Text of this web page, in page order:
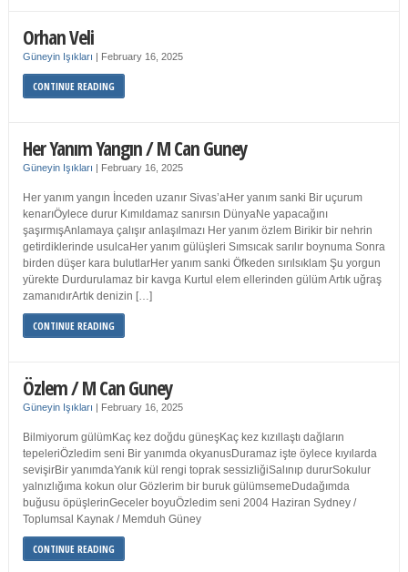
Orhan Veli
Güneyin Işıkları | February 16, 2025
CONTINUE READING
Her Yanım Yangın / M Can Guney
Güneyin Işıkları | February 16, 2025
Her yanım yangın İnceden uzanır Sivas’aHer yanım sanki Bir uçurum
kenarıÖylece durur Kımıldamaz sanırsın DünyaNe yapacağını
şaşırmışAnlamaya çalışır anlaşılmazı Her yanım özlem Birikir bir nehrin
getirdiklerinde usulcaHer yanım gülüşleri Sımsıcak sarılır boynuma Sonra
birden düşer kara bulutlarHer yanım sanki Öfkeden sırılsıklam Şu yorgun
yürekte Durdurulamaz bir kavga Kurtul elem ellerinden gülüm Artık uğraş
zamanıdırArtık denizin […]
CONTINUE READING
Özlem / M Can Guney
Güneyin Işıkları | February 16, 2025
Bilmiyorum gülümKaç kez doğdu güneşKaç kez kızıllaştı dağların
tepeleriÖzledim seni Bir yanımda okyanusDuramaz işte öylece kıyılarda
sevişirBir yanımdaYanık kül rengi toprak sessizliğiSalınıp dururSokulur
yalnızlığıma kokun olur Gözlerim bir buruk gülümsemeDudağımda
buğusu öpüşlerinGeceler boyuÖzledim seni 2004 Haziran Sydney /
Toplumsal Kaynak / Memduh Güney
CONTINUE READING